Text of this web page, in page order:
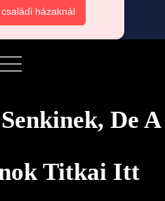
házaknál
De A
Titkai Itt